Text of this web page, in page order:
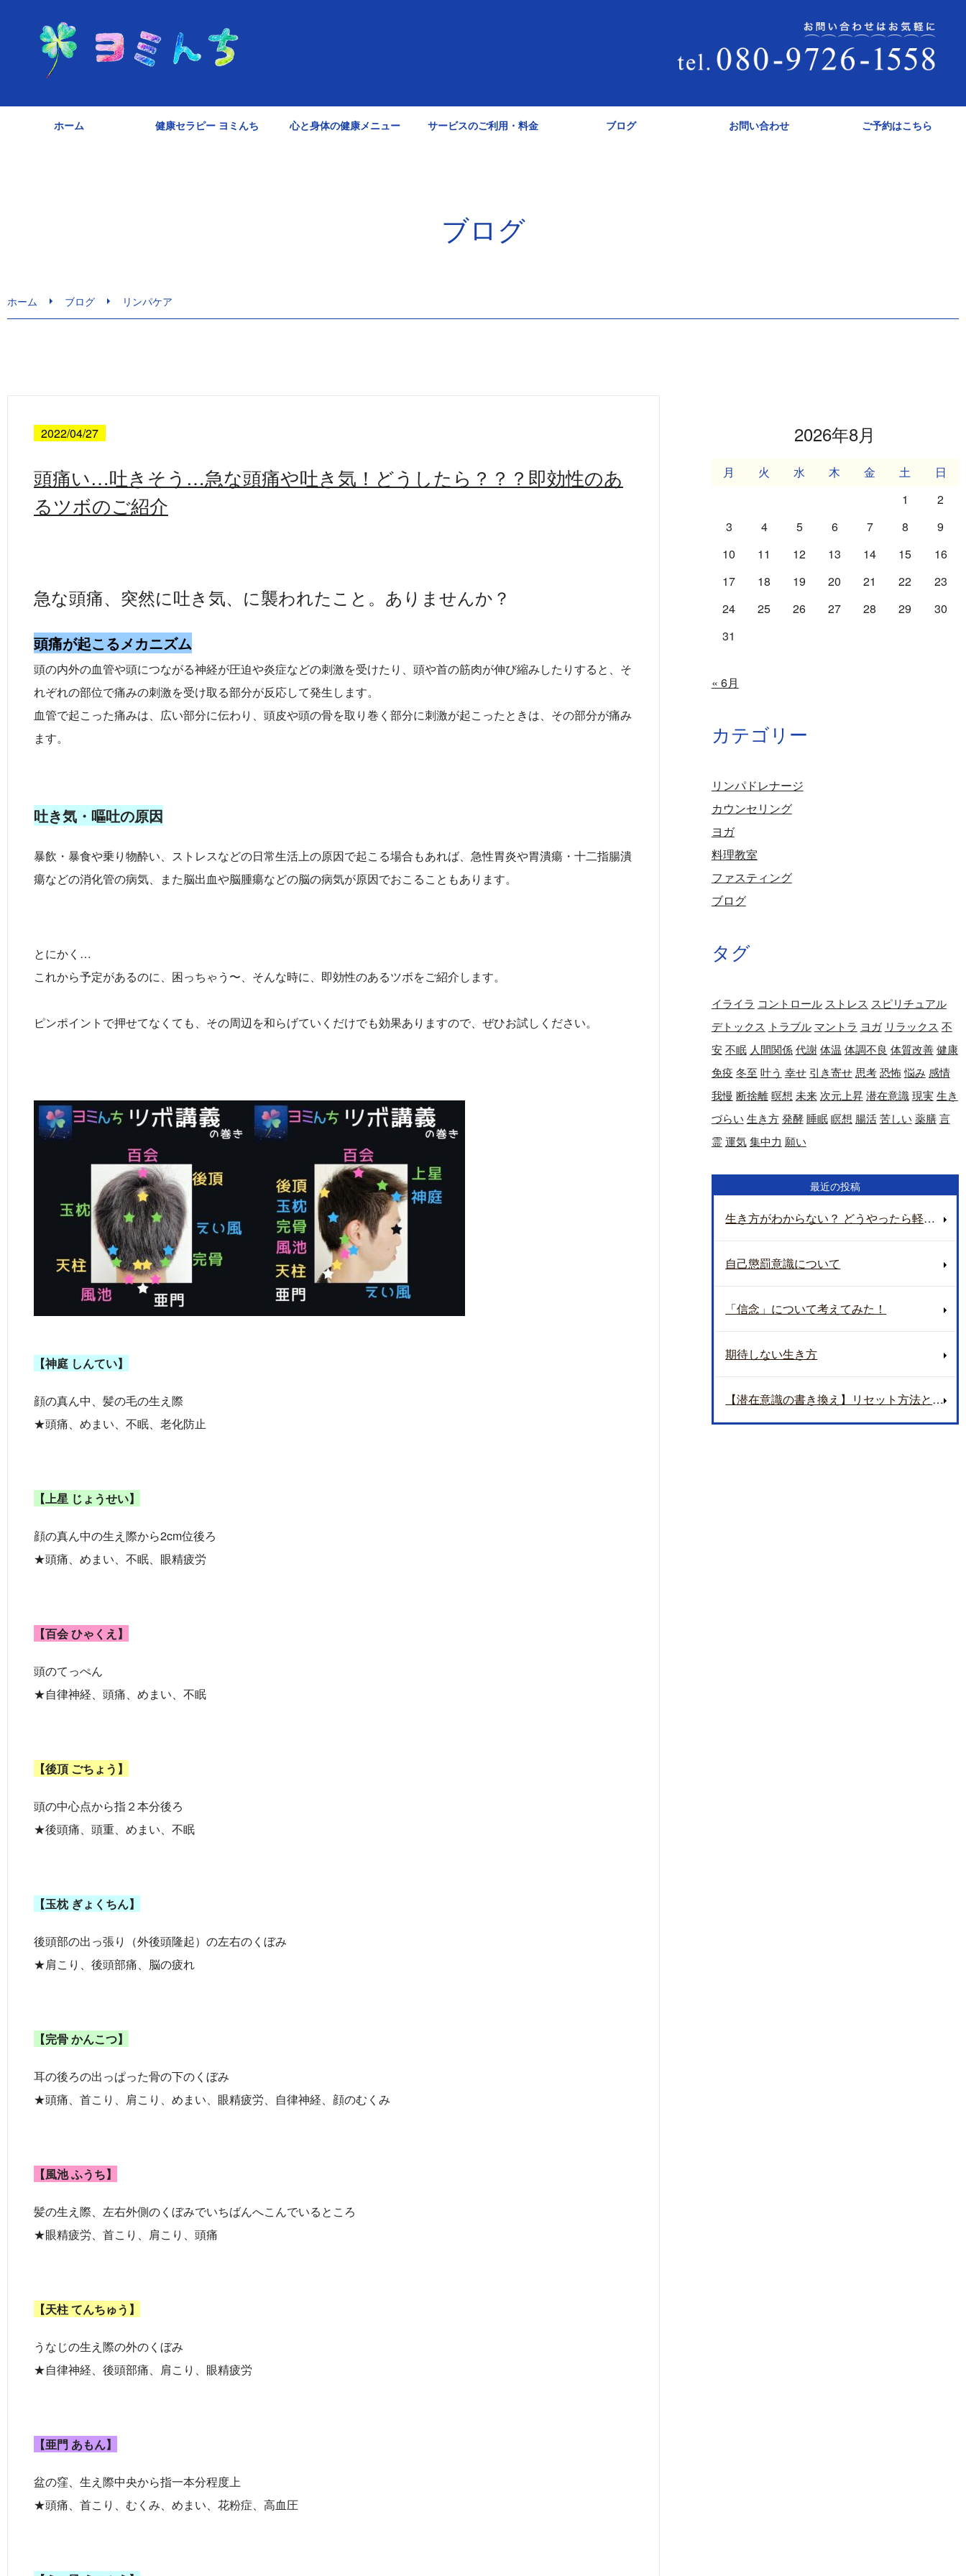
ホーム 健康セラピー ヨミんち 心と身体の健康メニュー サービスのご利用・料金 ブログ お問い合わせ ご予約はこちら
ブログ
ホーム ブログ リンパケア
2022/04/27
頭痛い…吐きそう…急な頭痛や吐き気！どうしたら？？？即効性のあ
るツボのご紹介
急な頭痛、突然に吐き気、に襲われたこと。ありませんか？
頭痛が起こるメカニズム
頭の内外の血管や頭につながる神経が圧迫や炎症などの刺激を受けたり、頭や首の筋肉が伸び縮みしたりすると、そ
れぞれの部位で痛みの刺激を受け取る部分が反応して発生します。
血管で起こった痛みは、広い部分に伝わり、頭皮や頭の骨を取り巻く部分に刺激が起こったときは、その部分が痛み
ます。
吐き気・嘔吐の原因
暴飲・暴食や乗り物酔い、ストレスなどの日常生活上の原因で起こる場合もあれば、急性胃炎や胃潰瘍・十二指腸潰
瘍などの消化管の病気、また脳出血や脳腫瘍などの脳の病気が原因でおこることもあります。
とにかく…
これから予定があるのに、困っちゃう〜、そんな時に、即効性のあるツボをご紹介します。
ピンポイントで押せてなくても、その周辺を和らげていくだけでも効果ありますので、ぜひお試しください。
【神庭 しんてい】
顔の真ん中、髪の毛の生え際
★頭痛、めまい、不眠、老化防止
【上星 じょうせい】
顔の真ん中の生え際から2cm位後ろ
★頭痛、めまい、不眠、眼精疲労
【百会 ひゃくえ】
頭のてっぺん
★自律神経、頭痛、めまい、不眠
【後頂 ごちょう】
頭の中心点から指２本分後ろ
★後頭痛、頭重、めまい、不眠
【玉枕 ぎょくちん】
後頭部の出っ張り（外後頭隆起）の左右のくぼみ
★肩こり、後頭部痛、脳の疲れ
【完骨 かんこつ】
耳の後ろの出っぱった骨の下のくぼみ
★頭痛、首こり、肩こり、めまい、眼精疲労、自律神経、顔のむくみ
【風池 ふうち】
髪の生え際、左右外側のくぼみでいちばんへこんでいるところ
★眼精疲労、首こり、肩こり、頭痛
【天柱 てんちゅう】
うなじの生え際の外のくぼみ
★自律神経、後頭部痛、肩こり、眼精疲労
【亜門 あもん】
盆の窪、生え際中央から指一本分程度上
★頭痛、首こり、むくみ、めまい、花粉症、高血圧
2026年8月
月 火 水 木 金 土
日
1
2
3
4 5 6 7 8
9
10
11 12 13 14 15
16
17
18 19 20 21 22
23
24
25 26 27 28 29
30
31
« 6月
カテゴリー
リンパドレナージ
カウンセリング
ヨガ
料理教室
ファスティング
ブログ
タグ
イライラ コントロール ストレス スピリチュアル
デトックス トラブル マントラ ヨガ リラックス 不
安 不眠 人間関係 代謝 体温 体調不良 体質改善 健康
免疫 冬至 叶う 幸せ 引き寄せ 思考 恐怖 悩み 感情
我慢 断捨離 暝想 未来 次元上昇 潜在意識 現実 生き
づらい 生き方 発酵 睡眠 瞑想 腸活 苦しい 薬膳 言
霊 運気 集中力 願い
最近の投稿
生き方がわからない？ どうやったら軽く生きられるのか？ 地球の重さについて
自己懲罰意識について
「信念」について考えてみた！
期待しない生き方
【潜在意識の書き換え】リセット方法とアップデート方法